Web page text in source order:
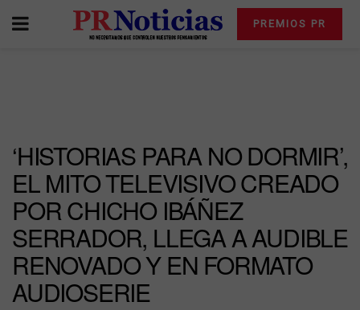
PREMIOS PR
‘HISTORIAS PARA NO DORMIR’,
EL MITO TELEVISIVO CREADO
POR CHICHO IBÁÑEZ
SERRADOR, LLEGA A AUDIBLE
RENOVADO Y EN FORMATO
AUDIOSERIE